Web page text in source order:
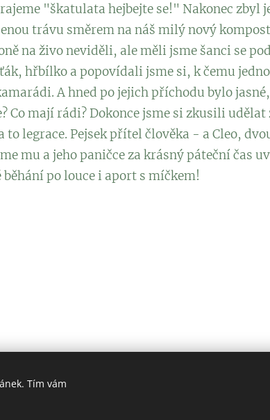
"škatulata hejbejte se!" Nakonec zbyl
trávu směrem na náš milý nový
na živo neviděli, ale měli jsme šanci se
hřbílko a popovídali jsme si, k čemu
A hned po jejich příchodu bylo
Co mají rádi? Dokonce jsme si zkusili
legrace. Pejsek přítel člověka - a Cleo,
mu a jeho paničce za krásný páteční čas
po louce i aport s míčkem!
ŠKOLA ZAYA a DS ZAJÍČEK
Tím vám